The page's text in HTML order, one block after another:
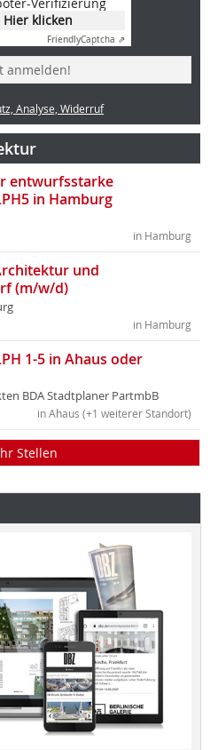
Verifizierung
Hier klicken
FriendlyCaptcha ⇗
anmelden!
Analyse, Widerruf
entwurfsstarke
in Hamburg
in Hamburg
und
(m/w/d)
in Hamburg
1-5 in Ahaus oder
BDA Stadtplaner PartmbB
in Ahaus (+1 weiterer Standort)
Stellen